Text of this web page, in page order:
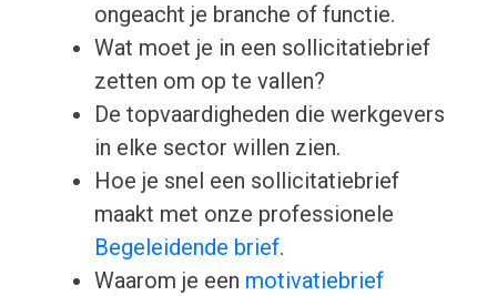
ongeacht je branche of functie.
Wat moet je in een sollicitatiebrief
zetten om op te vallen?
De topvaardigheden die werkgevers
in elke sector willen zien.
Hoe je snel een sollicitatiebrief
maakt met onze professionele
Begeleidende brief.
Waarom je een motivatiebrief